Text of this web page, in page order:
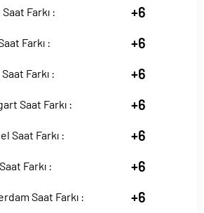
Farkı : +6
Farkı : +6
Farkı : +6
Saat Farkı : +6
Saat Farkı : +6
Farkı : +6
Saat Farkı : +6